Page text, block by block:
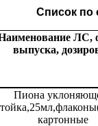
Список по
ЛС,
выпуска,
Пиона
картонные